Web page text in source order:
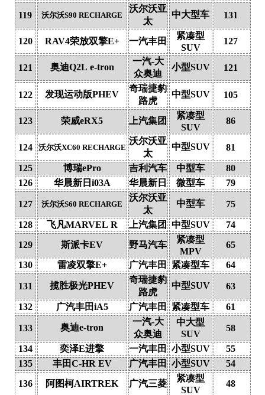
119 沃尔沃S90 RECHARGE
沃尔沃亚
太
中大型车 131
120 RAV4荣放双擎E+ 一汽丰田
紧凑型
SUV
127
121 奥迪Q2L e-tron
一汽-大
众奥迪
小型SUV 121
122 发现运动版PHEV
奇瑞捷豹
路虎
中型SUV 105
123 荣威eRX5 上汽集团
紧凑型
SUV
86
124 沃尔沃XC60 RECHARGE
沃尔沃亚
太
中型SUV 81
125 博瑞ePro 吉利汽车 中型车
80
126
华晨新日i03A 华晨新日 微型车 79
127 沃尔沃S60 RECHARGE
沃尔沃亚
太
中型车 75
128 飞凡MARVEL R 上汽集团 中型SUV
74
129
斯派卡EV 野马汽车
紧凑型
MPV
65
130
雷凌双擎E+ 广汽丰田 紧凑型车 64
131 揽胜极光PHEV
奇瑞捷豹
路虎
中型SUV 63
132 广汽丰田iA5 广汽丰田 紧凑型车 61
133 奥迪e-tron
一汽-大
众奥迪
中大型
SUV
58
134 奕泽E进擎 一汽丰田 小型SUV
55
135
丰田C-HR EV 广汽丰田 小型SUV
54
136
阿图柯AIRTREK 广汽三菱
紧凑型
SUV
48